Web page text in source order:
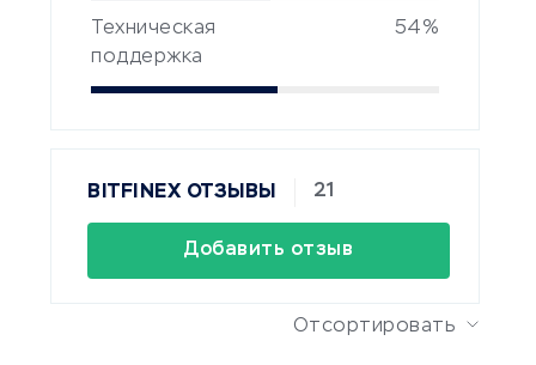
Техническая
поддержка
54%
BITFINEX ОТЗЫВЫ 21
Добавить отзыв
Отсортировать